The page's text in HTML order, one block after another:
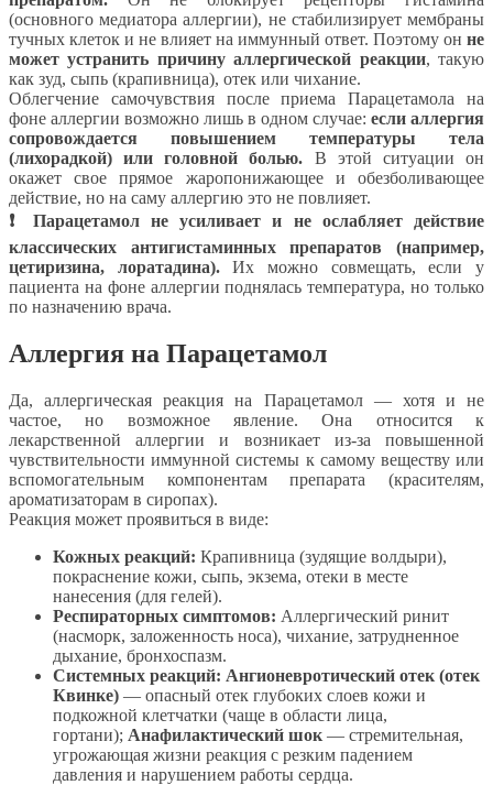
(основного медиатора аллергии), не стабилизирует мембраны
тучных клеток и не влияет на иммунный ответ. Поэтому он не
может устранить причину аллергической реакции, такую
как зуд, сыпь (крапивница), отек или чихание.
Облегчение самочувствия после приема Парацетамола на
фоне аллергии возможно лишь в одном случае: если аллергия
сопровождается повышением температуры тела
(лихорадкой) или головной болью. В этой ситуации он
окажет свое прямое жаропонижающее и обезболивающее
действие, но на саму аллергию это не повлияет.
❗ Парацетамол не усиливает и не ослабляет действие
классических антигистаминных препаратов (например,
цетиризина, лоратадина).Их можно совмещать, если у
пациента на фоне аллергии поднялась температура, но только
по назначению врача.
Аллергия на Парацетамол
Да, аллергическая реакция на Парацетамол — хотя и не
частое, но возможное явление. Она относится к
лекарственной аллергии и возникает из-за повышенной
чувствительности иммунной системы к самому веществу или
вспомогательным компонентам препарата (красителям,
ароматизаторам в сиропах).
Реакция может проявиться в виде:
Кожных реакций: Крапивница (зудящие волдыри),
покраснение кожи, сыпь, экзема, отеки в месте
нанесения (для гелей).
Респираторных симптомов: Аллергический ринит
(насморк, заложенность носа), чихание, затрудненное
дыхание, бронхоспазм.
Системных реакций: Ангионевротический отек (отек
Квинке) — опасный отек глубоких слоев кожи и
подкожной клетчатки (чаще в области лица,
гортани); Анафилактический шок — стремительная,
угрожающая жизни реакция с резким падением
давления и нарушением работы сердца.